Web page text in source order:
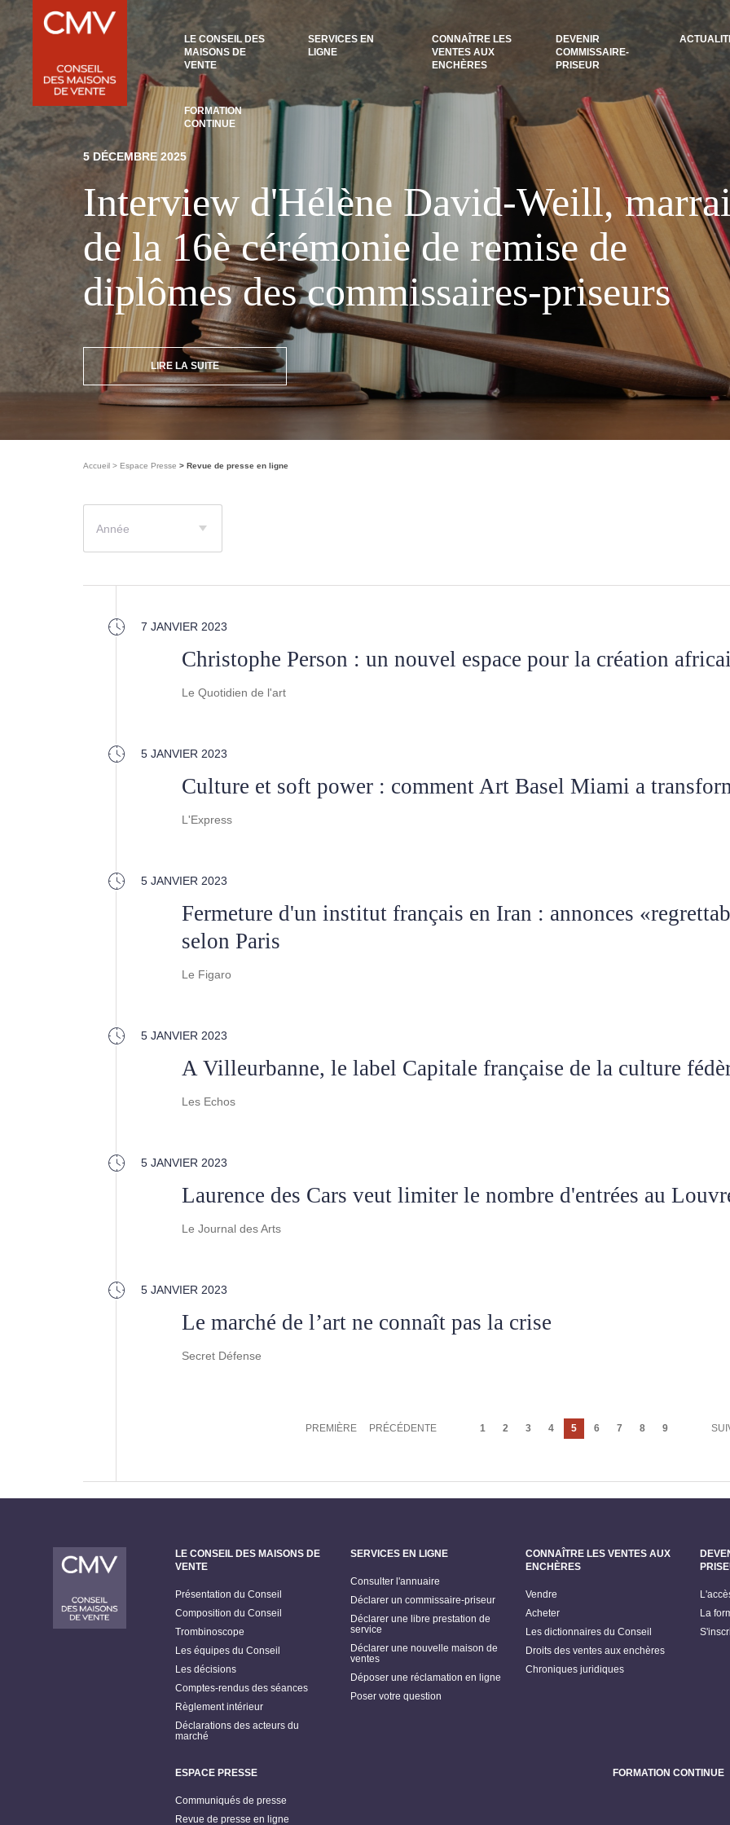
LE CONSEIL DES
MAISONS DE
VENTE
SERVICES EN
LIGNE
CONNAÎTRE LES
VENTES AUX
ENCHÈRES
DEVENIR
COMMISSAIRE-
PRISEUR
FORMATION
CONTINUE
5 DÉCEMBRE 2025
Interview d'Hélène David-Weill,
de la 16è cérémonie de remise de
diplômes des commissaires-priseurs
LIRE LA SUITE
Accueil Espace Presse Revue de presse en ligne
Année
7 JANVIER 2023
Christophe Person : un nouvel espace pour la création
Le Quotidien de l'art
5 JANVIER 2023
Culture et soft power : comment Art Basel Miami a
L'Express
5 JANVIER 2023
Fermeture d'un institut français en Iran : annonces
selon Paris
Le Figaro
5 JANVIER 2023
A Villeurbanne, le label Capitale française de la culture
Les Echos
5 JANVIER 2023
Laurence des Cars veut limiter le nombre d'entrées au
Le Journal des Arts
5 JANVIER 2023
Le marché de l’art ne connaît pas la crise
Secret Défense
PREMIÈRE
PREMIÈRE
PAGE
PRÉCÉDENTE Page
1 Page
2 Page
3 Page
4
Page
courante
5 Page
6 Page
7 Page
8 Page
9
LE CONSEIL DES MAISONS DE
VENTE
Présentation du Conseil
Composition du Conseil
Trombinoscope
Les équipes du Conseil
Les décisions
Comptes-rendus des séances
Règlement intérieur
Déclarations des acteurs du
marché
SERVICES EN LIGNE
Consulter l'annuaire
Déclarer un commissaire-priseur
Déclarer une libre prestation de
service
Déclarer une nouvelle maison de
ventes
Déposer une réclamation en ligne
Poser votre question
CONNAÎTRE LES VENTES AUX
ENCHÈRES
Vendre
Acheter
Les dictionnaires du Conseil
Droits des ventes aux enchères
Chroniques juridiques
La
ESPACE PRESSE
Communiqués de presse
Revue de presse en ligne
FORMATION CONTINUE